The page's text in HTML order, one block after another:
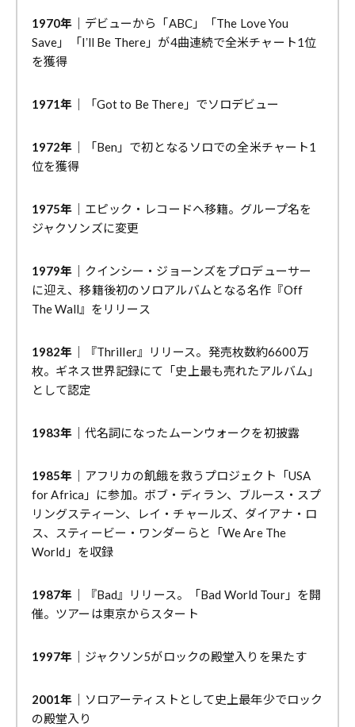
1970年 ｜デビューから「ABC」「The Love You
Save」「Iʼll Be There」が4曲連続で全米チャート1位
を獲得
1971年 ｜「Got to Be There」でソロデビュー
1972年 ｜「Ben」で初となるソロでの全米チャート1
位を獲得
1975年 ｜エピック・レコードへ移籍。グループ名を
ジャクソンズに変更
1979年 ｜クインシー・ジョーンズをプロデューサー
に迎え、移籍後初のソロアルバムとなる名作『Off
The Wall』をリリース
1982年 ｜『Thriller』リリース。発売枚数約6600万
枚。ギネス世界記録にて「史上最も売れたアルバム」
として認定
1983年 ｜代名詞になったムーンウォークを初披露
1985年 ｜アフリカの飢餓を救うプロジェクト「USA
for Africa」に参加。ボブ・ディラン、ブルース・スプ
リングスティーン、レイ・チャールズ、ダイアナ・ロ
ス、スティービー・ワンダーらと「We Are The
World」を収録
1987年 ｜『Bad』リリース。「Bad World Tour」を開
催。ツアーは東京からスタート
1997年 ｜ジャクソン5がロックの殿堂入りを果たす
2001年 ｜ソロアーティストとして史上最年少でロック
の殿堂入り